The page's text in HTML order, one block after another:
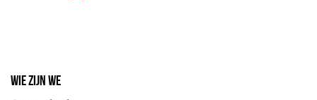
Wie zijn we